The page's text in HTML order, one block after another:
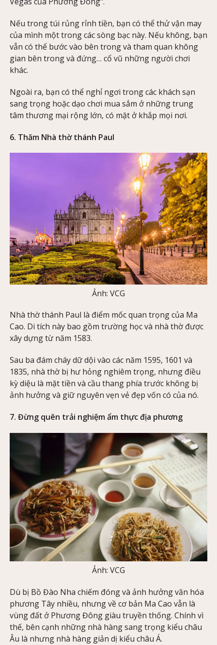
Nếu trong túi rủng rỉnh tiền, bạn có thể thử vận may
của mình một trong các sòng bạc này. Nếu không, bạn
vẫn có thể bước vào bên trong và tham quan không
gian bên trong và đứng… cổ vũ những người chơi
khác.
Ngoài ra, bạn có thể nghỉ ngơi trong các khách sạn
sang trọng hoặc dạo chơi mua sắm ở những trung
tâm thương mại rộng lớn, có mặt ở khắp mọi nơi.
6. Thăm Nhà thờ thánh Paul
Ảnh: VCG
Nhà thờ thánh Paul là điểm mốc quan trọng của Ma
Cao. Di tích này bao gồm trường học và nhà thờ được
xây dựng từ năm 1583.
Sau ba đám cháy dữ dội vào các năm 1595, 1601 và
1835, nhà thờ bị hư hỏng nghiêm trọng, nhưng điều
kỳ diệu là mặt tiền và cầu thang phía trước không bị
ảnh hưởng và giữ nguyên vẹn vẻ đẹp vốn có của nó.
7. Đừng quên trải nghiệm ẩm thực địa phương
Ảnh: VCG
Dù bị Bồ Đào Nha chiếm đóng và ảnh hưởng văn hóa
phương Tây nhiều, nhưng về cơ bản Ma Cao vẫn là
vùng đất ở Phương Đông giàu truyền thống. Chính vì
thế, bên cạnh những nhà hàng sang trọng kiểu châu
Âu là nhưng nhà hàng giản dị kiểu châu Á.